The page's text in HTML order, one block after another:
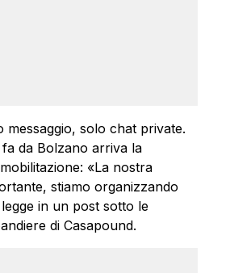
messaggio, solo chat private.
da Bolzano arriva la
«La nostra
stiamo organizzando
in un post sotto le
di Casapound.